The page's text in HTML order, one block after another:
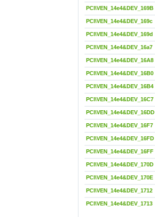
PCI\VEN_14e4&DEV_169B
PCI\VEN_14e4&DEV_169c
PCI\VEN_14e4&DEV_169d
PCI\VEN_14e4&DEV_16a7
PCI\VEN_14e4&DEV_16A8
PCI\VEN_14e4&DEV_16B0
PCI\VEN_14e4&DEV_16B4
PCI\VEN_14e4&DEV_16C7
PCI\VEN_14e4&DEV_16DD
PCI\VEN_14e4&DEV_16F7
PCI\VEN_14e4&DEV_16FD
PCI\VEN_14e4&DEV_16FF
PCI\VEN_14e4&DEV_170D
PCI\VEN_14e4&DEV_170E
PCI\VEN_14e4&DEV_1712
PCI\VEN_14e4&DEV_1713